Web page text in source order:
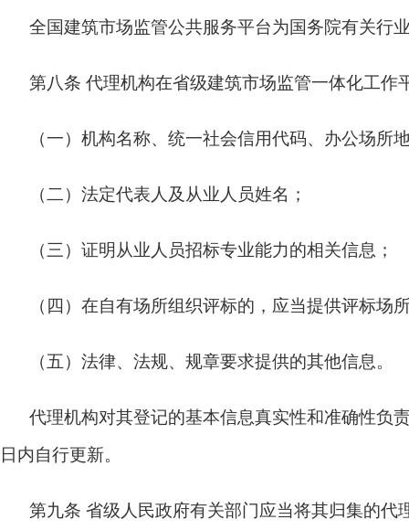
全国建筑市场监管公共服务平台为国务院有关行
第八条 代理机构在省级建筑市场监管一体化工作
（一）机构名称、统一社会信用代码、办公场所
（二）法定代表人及从业人员姓名；
（三）证明从业人员招标专业能力的相关信息；
（四）在自有场所组织评标的，应当提供评标场
（五）法律、法规、规章要求提供的其他信息。
代理机构对其登记的基本信息真实性和准确性负
日内自行更新。
第九条 省级人民政府有关部门应当将其归集的代